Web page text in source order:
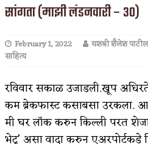
अशी एक कविता
पाटलाची विहीर
पुस्तके बदलायची
किती घोषणांचा
सांगता (माझी लंडनवारी – 30)
February 1, 2022 यशश्री शैलेश पाटील
साहित्य
रविवार सकाळ उजाडली.खूप
कम ब्रेकफास्ट कसाबसा उरकला.
मी घर लॉक करुन किल्ली परत
भेटू’ असा वादा करुन एअरपोर्टकडे